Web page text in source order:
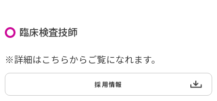
臨床検査技師
※詳細はこちらからご覧になれます。
採用情報